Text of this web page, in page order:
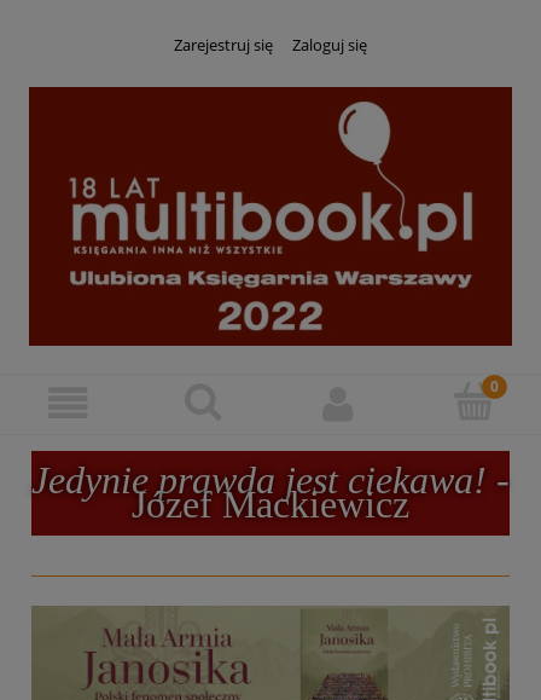
Zarejestruj się Zaloguj się
Jedynie prawda jest ciekawa! -
Józef Mackiewicz